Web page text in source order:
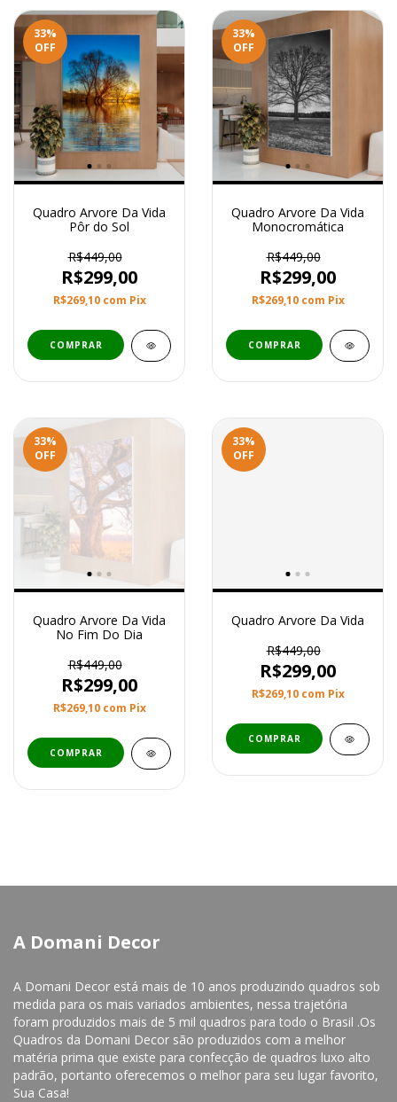
33%
OFF
Quadro Arvore Da Vida
Pôr do Sol
R$449,00
R$299,00
R$269,10 com Pix
COMPRAR
33%
OFF
Quadro Arvore Da Vida
Monocromática
R$449,00
R$299,00
R$269,10 com Pix
COMPRAR
33%
OFF
Quadro Arvore Da Vida
No Fim Do Dia
R$449,00
R$299,00
R$269,10 com Pix
COMPRAR
33%
OFF
Quadro Arvore Da Vida
R$449,00
R$299,00
R$269,10 com Pix
COMPRAR
A Domani Decor
A Domani Decor está mais de 10 anos produzindo quadros sob
medida para os mais variados ambientes, nessa trajetória
foram produzidos mais de 5 mil quadros para todo o Brasil .Os
Quadros da Domani Decor são produzidos com a melhor
matéria prima que existe para confecção de quadros luxo alto
padrão, portanto oferecemos o melhor para seu lugar favorito,
Sua Casa!